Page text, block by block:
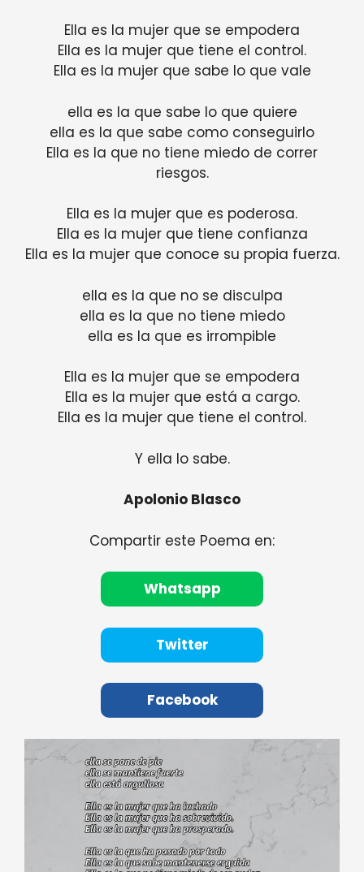
Ella es la mujer que se empodera
Ella es la mujer que tiene el control.
Ella es la mujer que sabe lo que vale
ella es la que sabe lo que quiere
ella es la que sabe como conseguirlo
Ella es la que no tiene miedo de correr
riesgos.
Ella es la mujer que es poderosa.
Ella es la mujer que tiene confianza
Ella es la mujer que conoce su propia fuerza.
ella es la que no se disculpa
ella es la que no tiene miedo
ella es la que es irrompible
Ella es la mujer que se empodera
Ella es la mujer que está a cargo.
Ella es la mujer que tiene el control.
Y ella lo sabe.
Apolonio Blasco
Compartir este Poema en:
Whatsapp
Twitter
Facebook